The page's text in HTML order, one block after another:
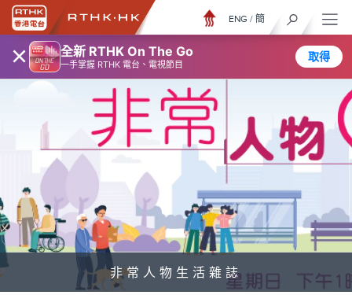
× 全新 RTHK On The Go
一手掌握 RTHK 電台、電視節目
取得
ENG / 簡
非常人物生活雜誌